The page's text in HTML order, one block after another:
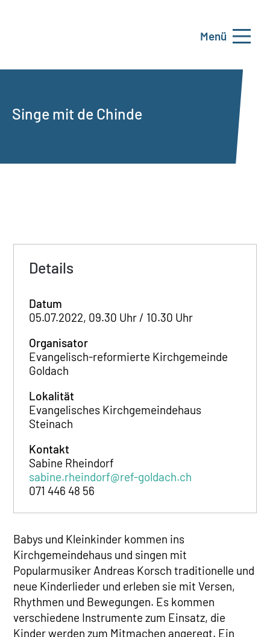
Menü
Singe mit de Chinde
Details
Datum
05.07.2022, 09.30 Uhr / 10.30 Uhr
Organisator
Evangelisch-reformierte Kirchgemeinde
Goldach
Lokalität
Evangelisches Kirchgemeindehaus
Steinach
Kontakt
Sabine Rheindorf
sabine.rheindorf@ref-goldach.ch
071 446 48 56
Babys und Kleinkinder kommen ins
Kirchgemeindehaus und singen mit
Popularmusiker Andreas Korsch traditionelle und
neue Kinderlieder und erleben sie mit Versen,
Rhythmen und Bewegungen. Es kommen
verschiedene Instrumente zum Einsatz, die
Kinder werden zum Mitmachen angeregt. Ein